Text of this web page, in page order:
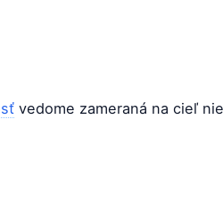
vedome zameraná na cieľ